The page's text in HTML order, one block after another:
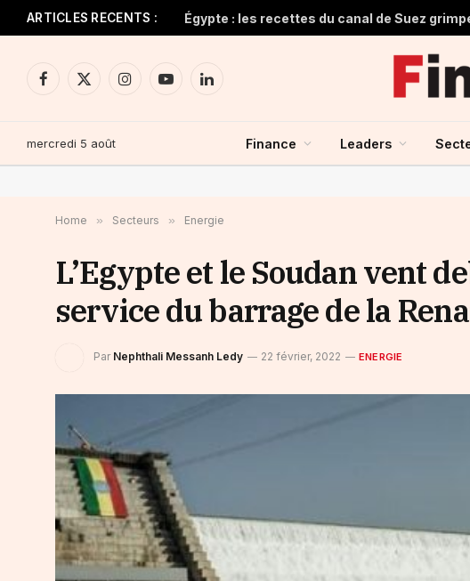
ARTICLES RECENTS :
Facebook
X
InstagramYouTubeLinkedIn
mercredi 5 août Finance Leaders
Home » Secteurs » Energie
L’Egypte et le Soudan vent
service du barrage de la
Par Nephthali Messanh Ledy 22 février, 2022 ENERGIE